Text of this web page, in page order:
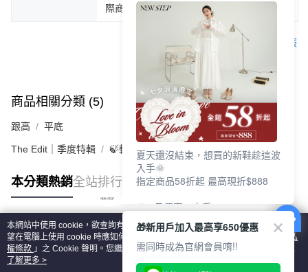
際商品為主。
客服
商品相關分類 (5) 查看全部
跟高 平底
The Edit｜季度特輯 🍃輕盈自在「縷光呼吸感」
本分類熱銷全站排行
熱門標籤
本網站中使用 cookie，欲查詢有關本網站使用 cookie 方式之詳情，及若您不希
望在電腦上使用 cookie 時應如何變更電腦的 cookie 設定，請參閱本網站「
隱私
權條款 」之 Cookie 聲明。您繼續使用本網站即表示您同意本公司得按本網站使
用條款之 Cookie 聲明使用 cookie。
了解更多 >
夏天還沒結束，想買的新鞋趁這波
入手🌞
指定商品58折起 最高現折$888
🎉 8月優惠一次看
①LINE購物最高10%回饋
②每周限定品現折200
③指定商品58折起 最高現折$888
🎁新用戶加入最高享650優惠
需同時成為官網會員唷!!